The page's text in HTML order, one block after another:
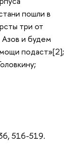
пошли в
три от
и будем
подаст»[2];
516-519.